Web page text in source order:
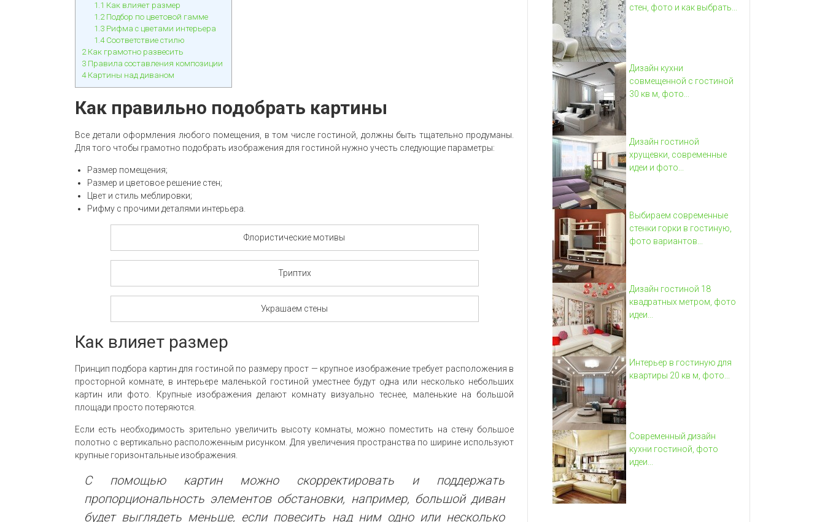
1.1 Как влияет размер
1.2Подбор по цветовой гамме
1.3Рифма с цветами интерьера
1.4Соответствие стилю
2Как грамотно развесить
3 Правила составления композиции
4Картины над диваном
Как правильно подобрать картины
Все детали оформления любого помещения, в том числе гостиной, должны быть тщательно продуманы.
Для того чтобы грамотно подобрать изображения для гостиной нужно учесть следующие параметры:
Размер помещения;
Размер и цветовое решение стен;
Цвет и стиль меблировки;
Рифму с прочими деталями интерьера.
Флористические мотивы
Триптих
Украшаем стены
Как влияет размер
Принцип подбора картин для гостиной по размеру прост — крупное изображение требует расположения в
просторной комнате, в интерьере маленькой гостиной уместнее будут одна или несколько небольших
картин или фото. Крупные изображения делают комнату визуально теснее, маленькие на большой
площади просто потеряются.
Если есть необходимость зрительно увеличить высоту комнаты, можно поместить на стену большое
полотно с вертикально расположенным рисунком. Для увеличения пространства по ширине используют
крупные горизонтальные изображения.
С помощью картин можно скорректировать и поддержать
пропорциональность элементов обстановки, например, большой диван
будет выглядеть меньше, если повесить над ним одно или несколько
стен, фото и как выбрать...
Дизайн кухни
совмещенной с гостиной
30 кв м, фото...
Дизайн гостиной
хрущевки, современные
идеи и фото...
Выбираем современные
стенки горки в гостиную,
фото вариантов...
Дизайн гостиной 18
квадратных метром, фото
идеи...
Интерьер в гостиную для
квартиры 20 кв м, фото...
Современный дизайн
кухни гостиной, фото
идеи...